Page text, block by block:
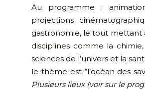
Au programme :
projections
gastronomie, le tout mettant
disciplines comme la
sciences de l’univers et la
le thème est “l’océan des
Plusieurs lieux (voir sur le